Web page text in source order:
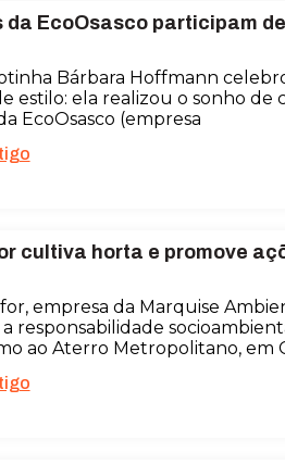
da EcoOsasco participam
Bárbara Hoffmann
estilo: ela realizou o sonho de
EcoOsasco (empresa
cultiva horta e promove
empresa da Marquise
a responsabilidade
ao Aterro Metropolitano, em